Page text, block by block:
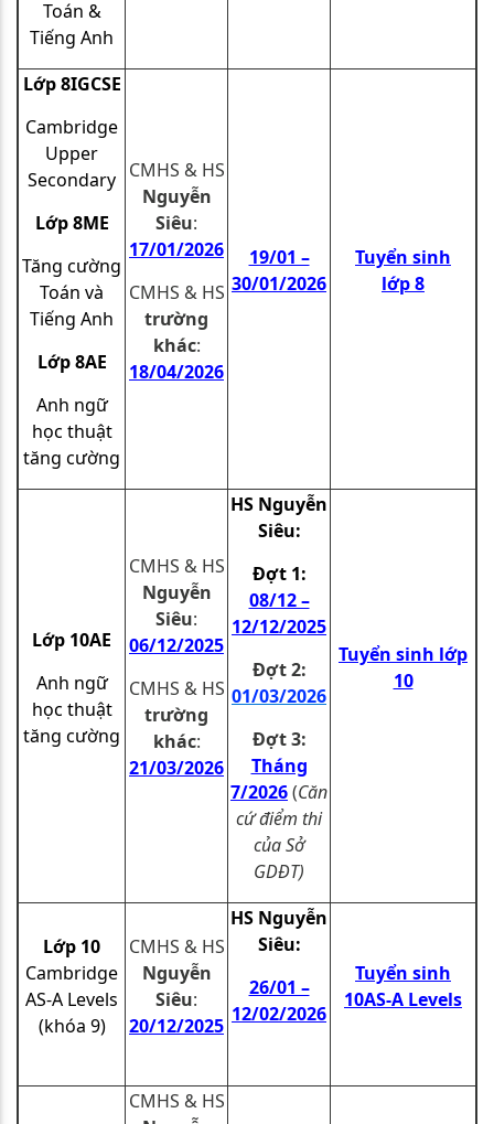
Toán &
Tiếng Anh
Lớp 8IGCSE
Cambridge
Upper
Secondary
Lớp 8ME
Tăng cường
Toán và
Tiếng Anh
Lớp 8AE
Anh ngữ
học thuật
tăng cường
CMHS & HS
Nguyễn
Siêu:
17/01/2026
CMHS & HS
trường
khác:
18/04/2026
19/01 –
30/01/2026
Tuyển sinh
lớp 8
Lớp 10AE
Anh ngữ
học thuật
tăng cường
CMHS & HS
Nguyễn
Siêu:
06/12/2025
CMHS & HS
trường
khác:
21/03/2026
HS Nguyễn
Siêu:
Đợt 1:
08/12 –
12/12/2025
Đợt 2:
01/03/2026
Đợt 3:
Tháng
7/2026(Căn
cứ điểm thi
của Sở
GDĐT)
Tuyển sinh lớp
10
Lớp 10
Cambridge
AS-A Levels
(khóa 9)
CMHS & HS
Nguyễn
Siêu:
20/12/2025
HS Nguyễn
Siêu:
26/01 –
12/02/2026
Tuyển sinh
10AS-A Levels
CMHS & HS